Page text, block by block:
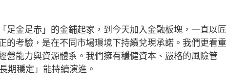
足金足赤」的金鋪起家，到今天加入金融板塊，一直以匠
的考驗，是在不同市場環境下持續兌現承諾。我們更看重
營能力與資源體系。我們擁有穩健資本、嚴格的風險管
期穩定」能持續演進。